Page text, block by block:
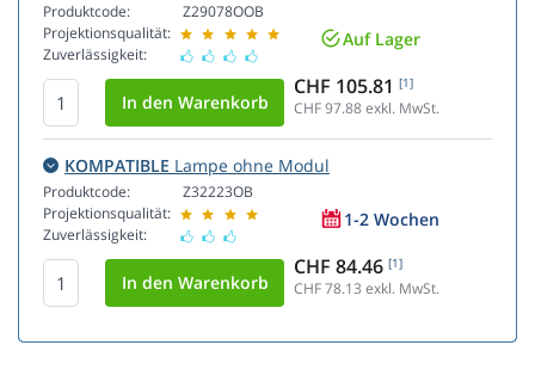
Produktcode:
Projektionsqualität:
Zuverlässigkeit:
Z29078OOB
Auf Lager
CHF 105.81 [1]
CHF 97.88exkl. MwSt.
KOMPATIBLE Lampe ohne Modul
Produktcode:
Projektionsqualität:
Zuverlässigkeit:
Z32223OB
1-2 Wochen
CHF 84.46 [1]
CHF 78.13 exkl. MwSt.